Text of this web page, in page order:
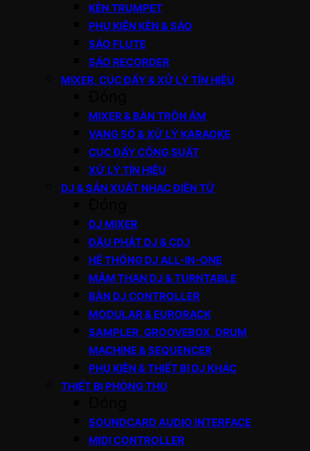
KÈN TRUMPET
PHỤ KIỆN KÈN & SÁO
SÁO FLUTE
SÁO RECORDER
MIXER, CỤC ĐẨY & XỬ LÝ TÍN HIỆU
MIXER & BÀN TRỘN ÂM
VANG SỐ & XỬ LÝ KARAOKE
CỤC ĐẨY CÔNG SUẤT
XỬ LÝ TÍN HIỆU
DJ & SẢN XUẤT NHẠC ĐIỆN TỬ
DJ MIXER
ĐẦU PHÁT DJ & CDJ
HỆ THỐNG DJ ALL-IN-ONE
MÂM THAN DJ & TURNTABLE
BÀN DJ CONTROLLER
MODULAR & EURORACK
SAMPLER, GROOVEBOX, DRUM
MACHINE & SEQUENCER
PHỤ KIỆN & THIẾT BỊ DJ KHÁC
THIẾT BỊ PHÒNG THU
SOUNDCARD AUDIO INTERFACE
MIDI CONTROLLER